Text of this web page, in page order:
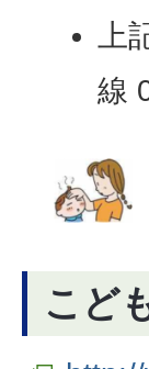
上
線
こど